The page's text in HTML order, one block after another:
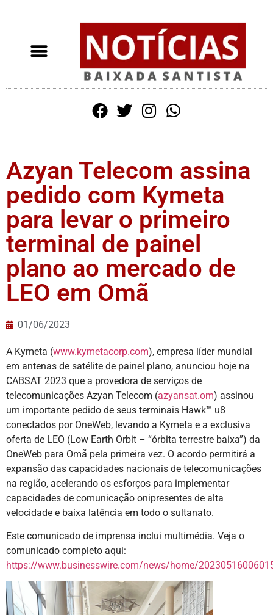
Azyan Telecom assina
pedido com Kymeta
para levar o primeiro
terminal de painel
plano ao mercado de
LEO em Omã
01/06/2023
A Kymeta (www.kymetacorp.com), empresa líder mundial
em antenas de satélite de painel plano, anunciou hoje na
CABSAT 2023 que a provedora de serviços de
telecomunicações Azyan Telecom (azyansat.om) assinou
um importante pedido de seus terminais Hawk™ u8
conectados por OneWeb, levando a Kymeta e a exclusiva
oferta de LEO (Low Earth Orbit – “órbita terrestre baixa”) da
OneWeb para Omã pela primeira vez. O acordo permitirá a
expansão das capacidades nacionais de telecomunicações
na região, acelerando os esforços para implementar
capacidades de comunicação onipresentes de alta
velocidade e baixa latência em todo o sultanato.
Este comunicado de imprensa inclui multimédia. Veja o
comunicado completo aqui:
https://www.businesswire.com/news/home/